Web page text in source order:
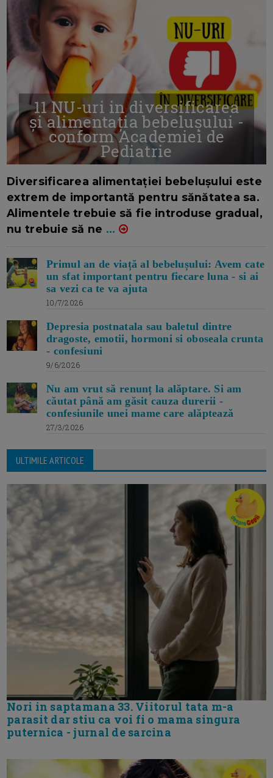
11 NU-uri in diversificarea
și alimentația bebelușului -
conform Academiei de
Pediatrie
Diversificarea alimentației bebelușului este
extrem de importantă pentru sănătatea sa.
Alimentele trebuie să fie introduse gradual,
nu trebuie să ne ...
Primul an de viață al bebelușului: Avem cate
un sfat important pentru fiecare luna - si ai
sa vezi ca te va ajuta
10/7/2026
Depresia postnatala sau baletul dintre
dragoste, emotii, hormoni si oboseala crunta
- confesiuni
9/6/2026
Nu am vrut să renunț la alăptare. Si am
căutat până am găsit cauza durerii -
confesiunile unei mame care alăptează
27/3/2026
ULTIMILE ARTICOLE
Nori in saptamana 33. Viitorul tata m-a
parasit dar stiu ca voi fi o mama singura
puternica - jurnal de sarcina